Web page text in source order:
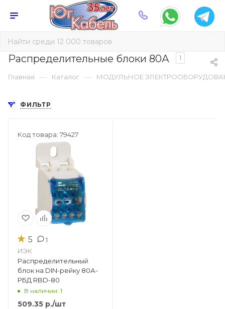
Распределительные блоки 80А 1
Главная — Каталог — МОДУЛЬНОЕ
ФИЛЬТР
Код товара: 79427
★ 5 1
ИЭК
Распределительный
блок на DIN-рейку 80А-
РБД RBD-80
В наличии: 1
509.35 р./шт